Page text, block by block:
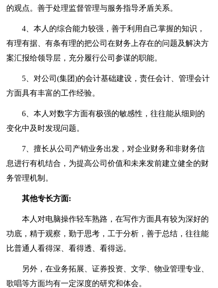
的观点。善于处理监督管理与服务指导矛盾关系。
4、本人的综合能力较强，善于利用自己掌握的知识，
有理有据、有条有理的把公司在财务上存在的问题及解决方
案汇报给领导层，充分履行公司参谋的职能。
5、对公司(集团)的会计基础建设，责任会计、管理会计
方面具有丰富的工作经验。
6、本人对数字方面有极强的敏感性，往往能从细则的
变化中及时发现问题。
7、擅长从公司产销业务出发，对企业财务和非财务信
息进行有机结合，为提高公司价值和未来发前建立健全的财
务管理机制。
其他专长方面:
本人对电脑操作轻车熟路，在写作方面具有较为深好的
功底，精于观察，勤于思考，工于分析，善于总结，往往能
比普通人看得深、看得透、看得远。
另外，在业务拓展、证券投资、文学、物业管理专业、
歌唱等方面均有一定深度的研究和体会。